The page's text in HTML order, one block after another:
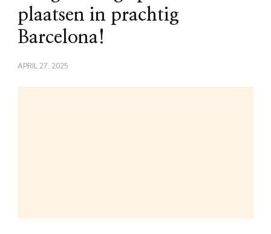
plaatsen in prachtig
Barcelona!
APRIL 27, 2025